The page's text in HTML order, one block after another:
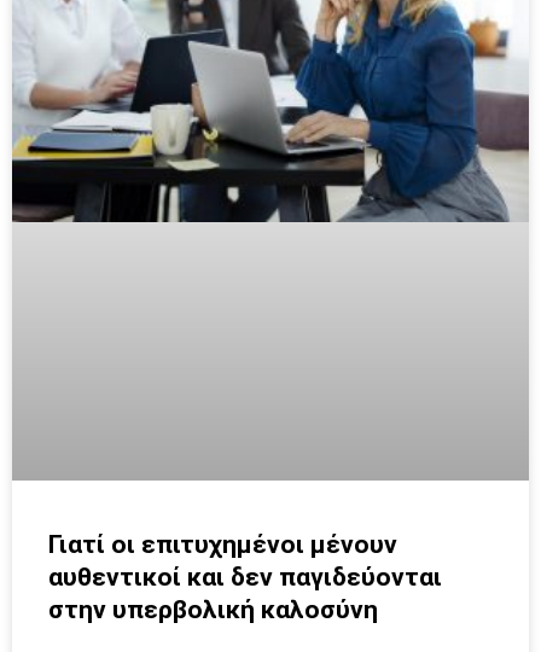
Γιατί οι επιτυχημένοι μένουν
αυθεντικοί και δεν παγιδεύονται
στην υπερβολική καλοσύνη